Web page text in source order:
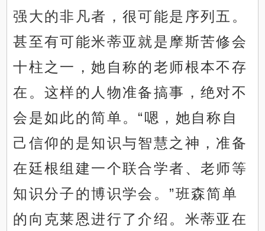
强大的非凡者，很可能是序列五。
甚至有可能米蒂亚就是摩斯苦修会
十柱之一，她自称的老师根本不存
在。这样的人物准备搞事，绝对不
会是如此的简单。“嗯，她自称自
己信仰的是知识与智慧之神，准备
在廷根组建一个联合学者、老师等
知识分子的博识学会。”班森简单
的向克莱恩进行了介绍。米蒂亚在